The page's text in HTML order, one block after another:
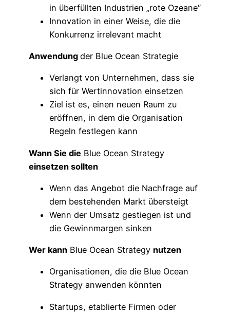
in überfüllten Industrien „rote Ozeane“
Innovation in einer Weise, die die
Konkurrenz irrelevant macht
Anwendungder Blue Ocean Strategie
Verlangt von Unternehmen, dass sie
sich für Wertinnovation einsetzen
Ziel ist es, einen neuen Raum zu
eröffnen, in dem die Organisation
Regeln festlegen kann
Wann Sie die Blue Ocean Strategy
einsetzen sollten
Wenn das Angebot die Nachfrage auf
dem bestehenden Markt übersteigt
Wenn der Umsatz gestiegen ist und
die Gewinnmargen sinken
Wer kann Blue Ocean Strategy nutzen
Organisationen, die die Blue Ocean
Strategy anwenden könnten
Startups, etablierte Firmen oder